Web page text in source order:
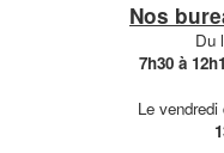
Nos
Du
7h30 à
Le vendredi